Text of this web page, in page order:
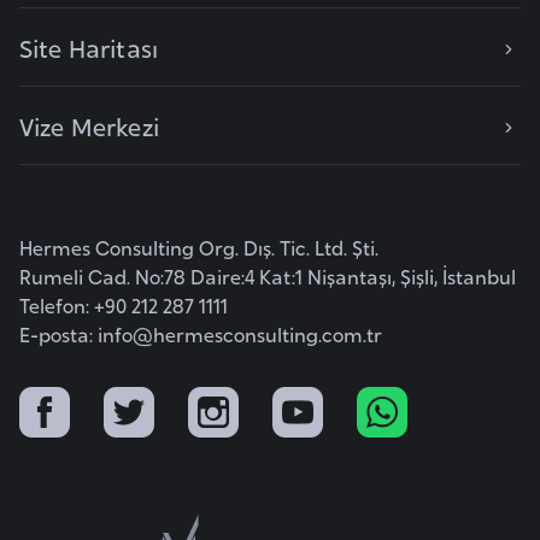
Site Haritası
Vize Merkezi
Hermes Consulting Org. Dış. Tic. Ltd. Şti.
Rumeli Cad. No:78 Daire:4 Kat:1 Nişantaşı, Şişli, İstanbul
Telefon: +90 212 287 1111
E-posta: info@hermesconsulting.com.tr
y
a
i
n
e